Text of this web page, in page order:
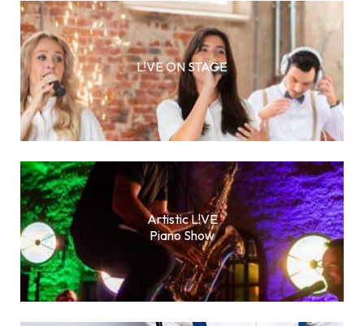
L!VE ON STAGE
Artistic L!VE
Piano Show